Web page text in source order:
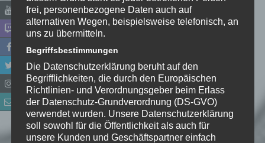
Name*
E-Mail-Adresse*
Website
frei, personenbezogene Daten auch auf
alternativen Wegen, beispielsweise telefonisch, an
uns zu übermitteln.
Begriffsbestimmungen
Die Datenschutzerklärung beruht auf den
Begrifflichkeiten, die durch den Europäischen
Richtlinien- und Verordnungsgeber beim Erlass
der Datenschutz-Grundverordnung (DS-GVO)
verwendet wurden. Unsere Datenschutzerklärung
soll sowohl für die Öffentlichkeit als auch für
unsere Kunden und Geschäftspartner einfach